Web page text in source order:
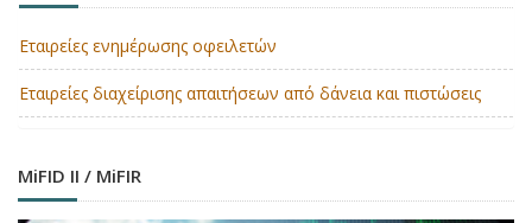
Εταιρείες ενημέρωσης οφειλετών
Εταιρείες διαχείρισης απαιτήσεων από δάνεια και πιστώσεις
MiFID II / MiFIR